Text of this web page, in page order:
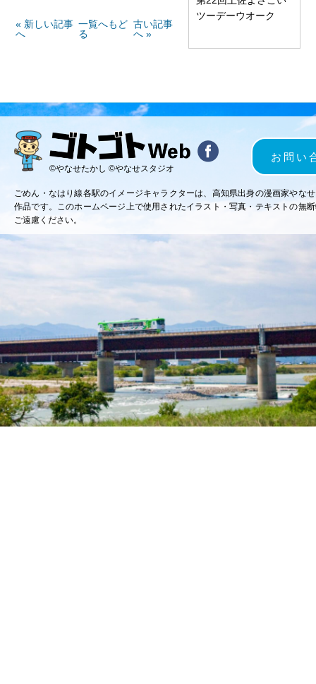
« 新しい記事
へ
一覧へもど
る
古い記事
へ »
ツーデーウオーク
©やなせたかし ©やなせスタジオ
お問い
ごめん・なはり線各駅のイメージキャラクターは、高知県出身の漫画家やな
作品です。このホームページ上で使用されたイラスト・写真・テキストの無
ご遠慮ください。